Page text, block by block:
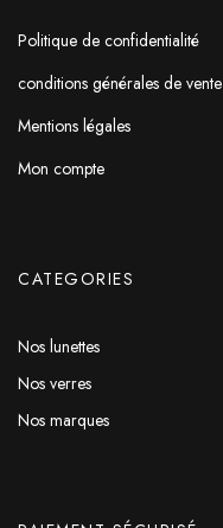
Politique de confidentialité
conditions générales de vente
Mentions légales
Mon compte
CATEGORIES
Nos lunettes
Nos verres
Nos marques